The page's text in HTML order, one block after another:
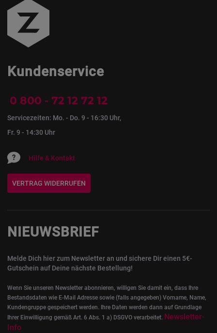
Kundenservice
0 800 - 72 12 72 12
Servicezeiten: Mo. - Do. 9 - 16:30 Uhr,
Fr. 9 - 14:30 Uhr
Hilfe & Kontakt
VERTRAG WIDERRUFEN
NIEUWSBRIEF
Melde Dich hier zum Newsletter an und sichere Dir einen 5€-
Gutschein auf Deine nächste Bestellung!
Wenn Sie unseren Newsletter abonnieren, willigen Sie damit ein, dass Ihre
Bestandsdaten wie E-Mail Adresse sowie (falls angegeben) Vorname, Name,
Kundengruppe gespeichert werden. Ihre Daten werden dann auf Grundlage
Ihrer Einwilligung gemäß Art. 6 Abs. 1 a) DSGVO verarbeitet. Newsletter-
Info